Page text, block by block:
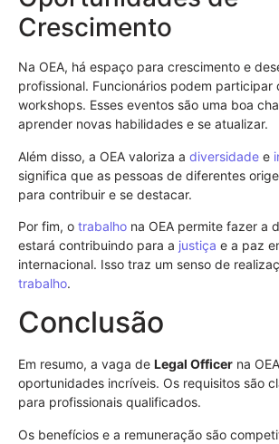
Crescimento
Na OEA, há espaço para crescimento e
profissional. Funcionários podem participar
workshops. Esses eventos são uma boa
aprender novas habilidades e se atualizar.
Além disso, a OEA valoriza a diversidade e
significa que as pessoas de diferentes
para contribuir e se destacar.
Por fim, o trabalho na OEA permite fazer a
estará contribuindo para a justiça e a paz
internacional. Isso traz um senso de
trabalho.
Conclusão
Em resumo, a vaga de Legal Officer na
oportunidades incríveis. Os requisitos são
para profissionais qualificados.
Os benefícios e a remuneração são